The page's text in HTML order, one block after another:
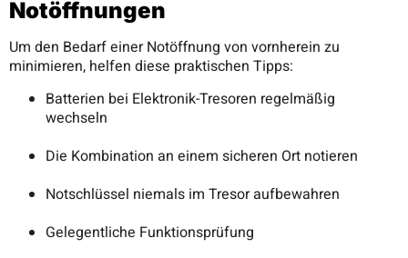
Notöffnungen
Um den Bedarf einer Notöffnung von vornherein zu
minimieren, helfen diese praktischen Tipps:
Batterien bei Elektronik-Tresoren regelmäßig
wechseln
Die Kombination an einem sicheren Ort notieren
Notschlüssel niemals im Tresor aufbewahren
Gelegentliche Funktionsprüfung